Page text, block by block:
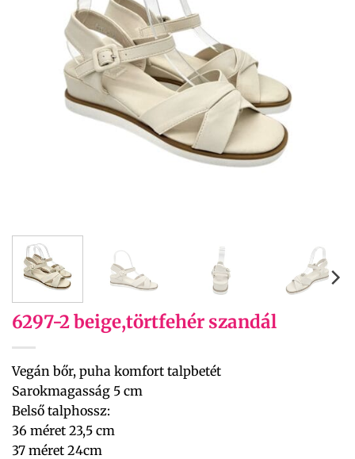
6297-2 beige,törtfehér szandál
Vegán bőr, puha komfort talpbetét
Sarokmagasság 5 cm
Belső talphossz:
36 méret 23,5 cm
37 méret 24cm